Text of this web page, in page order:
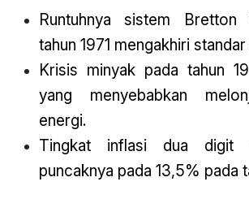
Runtuhnya sistem
tahun 1971 mengakhiri
Krisis minyak pada tahun
yang menyebabkan
energi.
Tingkat inflasi dua digit
puncaknya pada 13,5% pada